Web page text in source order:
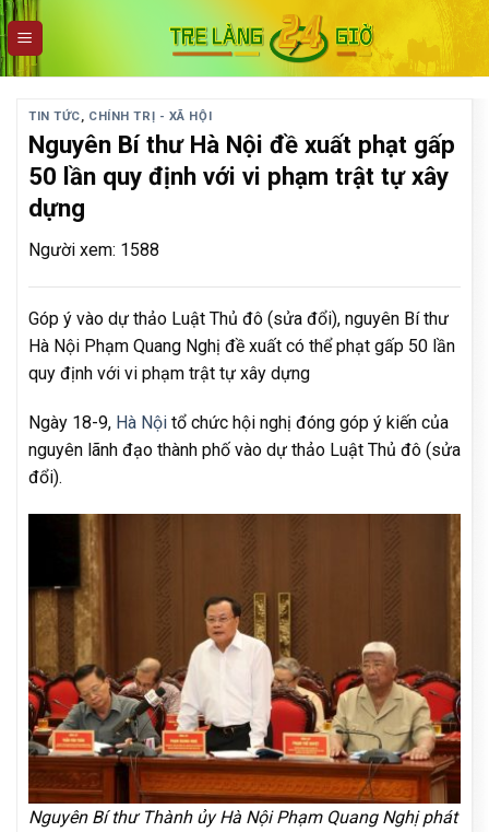
Skip
to
content
TIN TỨC, CHÍNH TRỊ - XÃ HỘI
Nguyên Bí thư Hà Nội đề xuất phạt gấp
50 lần quy định với vi phạm trật tự xây
dựng
Người xem: 1588
Góp ý vào dự thảo Luật Thủ đô (sửa đổi), nguyên Bí thư
Hà Nội Phạm Quang Nghị đề xuất có thể phạt gấp 50 lần
quy định với vi phạm trật tự xây dựng
Ngày 18-9, Hà Nội tổ chức hội nghị đóng góp ý kiến của
nguyên lãnh đạo thành phố vào dự thảo Luật Thủ đô (sửa
đổi).
Nguyên Bí thư Thành ủy Hà Nội Phạm Quang Nghị phát